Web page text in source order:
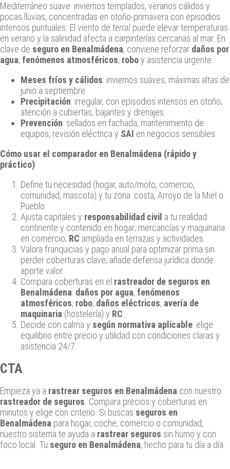
Mediterráneo suave: inviernos templados, veranos cálidos y
pocas lluvias, concentradas en otoño‑primavera con episodios
intensos puntuales. El viento de terral puede elevar temperaturas
en verano y la salinidad afecta a carpinterías cercanas al mar. En
clave de seguro en Benalmádena, conviene reforzar daños por
agua, fenómenos atmosféricos, roboy asistencia urgente.
Meses fríos y cálidos: inviernos suaves; máximas altas de
junio a septiembre.
Precipitación: irregular, con episodios intensos en otoño;
atención a cubiertas, bajantes y drenajes.
Prevención: sellados en fachada, mantenimiento de
equipos, revisión eléctrica y SAI en negocios sensibles.
Cómo usar el comparador en Benalmádena (rápido y
práctico)
Define tu necesidad (hogar, auto/moto, comercio,
comunidad, mascota) y tu zona: costa, Arroyo de la Miel o
Pueblo.
Ajusta capitales y responsabilidad civil a tu realidad:
continente y contenido en hogar; mercancías y maquinaria
en comercio; RC ampliada en terrazas y actividades.
Valora franquicias y pago anual para optimizar prima sin
perder coberturas clave; añade defensa jurídica donde
aporte valor.
Compara coberturas en el rastreador de seguros en
Benalmádena: daños por agua, fenómenos
atmosféricos, robo, daños eléctricos, avería de
maquinaria (hostelería) y RC
Decide con calma y según normativa aplicable: elige
equilibrio entre precio y utilidad con condiciones claras y
asistencia 24/7.
CTA
Empieza ya a rastrear seguros en Benalmádena con nuestro
rastreador de seguros . Compara precios y coberturas en
minutos y elige con criterio. Si buscas seguros en
Benalmádena para hogar, coche, comercio o comunidad,
nuestro sistema te ayuda a rastrear seguros sin humo y con
foco local. Tu seguro en Benalmádena, hecho para tu día a día.